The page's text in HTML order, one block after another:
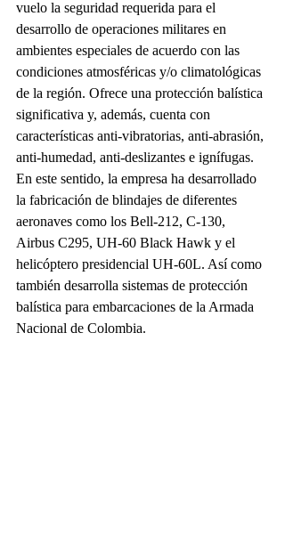
vuelo la seguridad requerida para el
desarrollo de operaciones militares en
ambientes especiales de acuerdo con las
condiciones atmosféricas y/o climatológicas
de la región. Ofrece una protección balística
significativa y, además, cuenta con
características anti-vibratorias, anti-abrasión,
anti-humedad, anti-deslizantes e ignífugas.
En este sentido, la empresa ha desarrollado
la fabricación de blindajes de diferentes
aeronaves como los Bell-212, C-130,
Airbus C295, UH-60 Black Hawk y el
helicóptero presidencial UH-60L. Así como
también desarrolla sistemas de protección
balística para embarcaciones de la Armada
Nacional de Colombia.